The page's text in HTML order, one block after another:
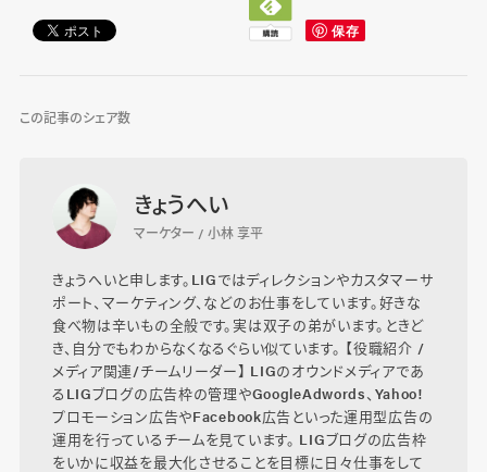
この記事のシェア数
きょうへい
マーケター / 小林 享平
きょうへいと申します。LIGではディレクションやカスタマーサ
ポート、マーケティング、などのお仕事をしています。好きな
食べ物は辛いもの全般です。実は双子の弟がいます。ときど
き、自分でもわからなくなるぐらい似ています。 【役職紹介 /
メディア関連/チームリーダー】 LIGのオウンドメディアであ
るLIGブログの広告枠の管理やGoogleAdwords、Yahoo!
プロモーション広告やFacebook広告といった運用型広告の
運用を行っているチームを見ています。 LIGブログの広告枠
をいかに収益を最大化させることを目標に日々仕事をして